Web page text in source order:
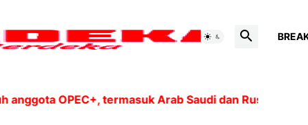
OPEC+, termasuk Arab Saudi dan Rusia, akan